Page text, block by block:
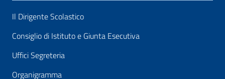
Il Dirigente Scolastico
Consiglio di Istituto e Giunta Esecutiva
Uffici Segreteria
Organigramma